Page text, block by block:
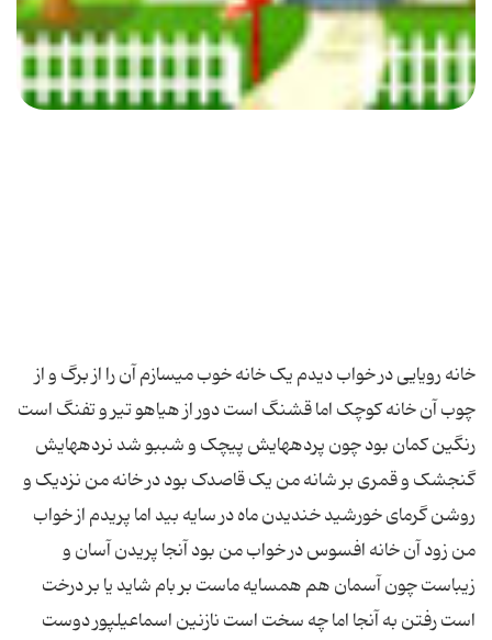
خانه⁪ رویایی⁪ در خواب دیدم یک خانه خوب می⁪سازم آن را از برگ و از
چوب آن خانه کوچک اما قشنگ است دور از هیاهو تیر و تفنگ است
رنگین کمان بود چون پرده⁪هایش پیچک و شب⁪بو شد نرده⁪هایش
گنجشک و قمری بر شانه من یک قاصدک بود در خانه من نزدیک و
روشن گرمای خورشید خندیدن ماه در سایه بید اما پریدم از خواب
من زود آن خانه افسوس در خواب من بود آنجا پریدن آسان و
زیباست چون آسمان هم همسایه ماست بر بام شاید یا بر درخت
است رفتن به آنجا اما چه سخت است نازنین اسماعیل⁪پور دوست